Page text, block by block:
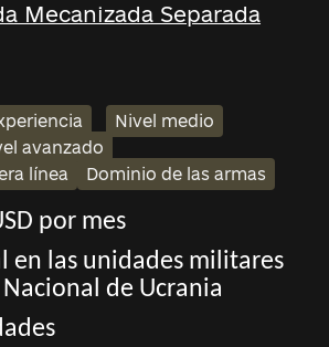
Mecanizada Separada
Nivel medio
avanzado
línea
Dominio de las armas
por mes
en las unidades militares
de Ucrania